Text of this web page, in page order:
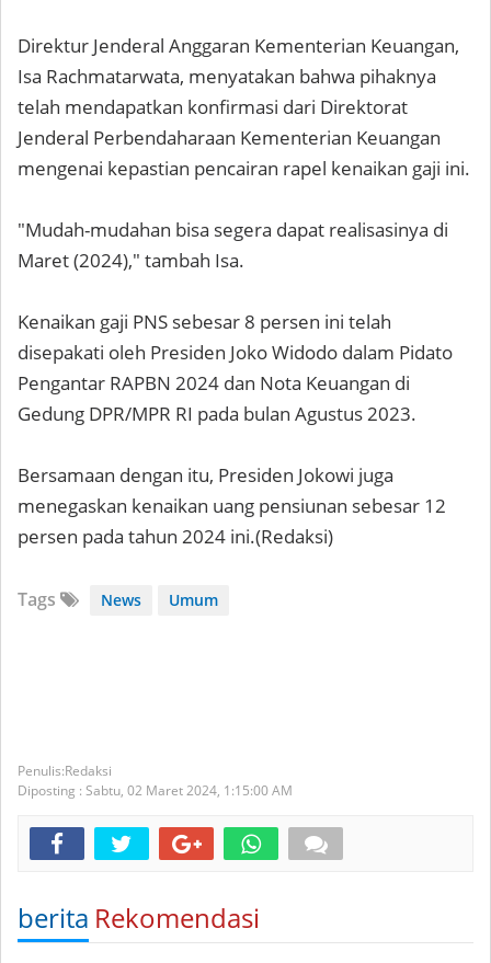
Direktur Jenderal Anggaran Kementerian Keuangan,
Isa Rachmatarwata, menyatakan bahwa pihaknya
telah mendapatkan konfirmasi dari Direktorat
Jenderal Perbendaharaan Kementerian Keuangan
mengenai kepastian pencairan rapel kenaikan gaji ini.
"Mudah-mudahan bisa segera dapat realisasinya di
Maret (2024)," tambah Isa.
Kenaikan gaji PNS sebesar 8 persen ini telah
disepakati oleh Presiden Joko Widodo dalam Pidato
Pengantar RAPBN 2024 dan Nota Keuangan di
Gedung DPR/MPR RI pada bulan Agustus 2023.
Bersamaan dengan itu, Presiden Jokowi juga
menegaskan kenaikan uang pensiunan sebesar 12
persen pada tahun 2024 ini.(Redaksi)
Tags News Umum
Redaksi
Diposting : Sabtu, 02 Maret 2024, 1:15:00 AM
berita Rekomendasi